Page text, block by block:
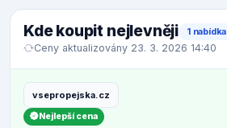
Kde koupit nejlevněji 1 nabídka
Ceny aktualizovány 23. 3. 2026 14:40
vsepropejska.cz
Nejlepší cena